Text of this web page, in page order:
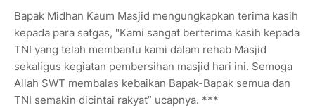
Bapak Midhan Kaum Masjid mengungkapkan terima kasih
kepada para satgas, "Kami sangat berterima kasih kepada
TNI yang telah membantu kami dalam rehab Masjid
sekaligus kegiatan pembersihan masjid hari ini. Semoga
Allah SWT membalas kebaikan Bapak-Bapak semua dan
TNI semakin dicintai rakyat” ucapnya. ***